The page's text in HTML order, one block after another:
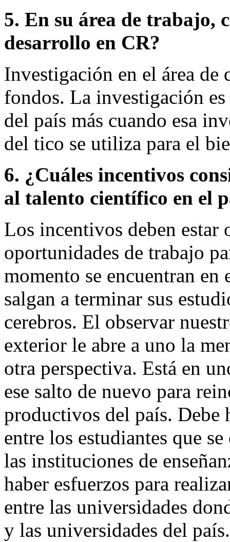
5. En su área de trabajo,
desarrollo en CR?
Investigación en el área de
fondos. La investigación
del país más cuando esa
del tico se utiliza para el
6. ¿Cuáles incentivos
al talento científico en el
Los incentivos deben estar
oportunidades de trabajo
momento se encuentran
salgan a terminar sus
cerebros. El observar
exterior le abre a uno la
otra perspectiva. Está en
ese salto de nuevo para
productivos del país. Debe
entre los estudiantes que
las instituciones de
haber esfuerzos para
entre las universidades
y las universidades del país.